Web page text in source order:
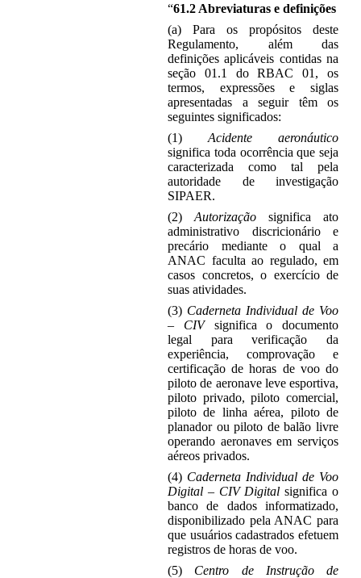
“61.2 Abreviaturas e definições
(a) Para os propósitos deste
Regulamento, além das
definições aplicáveis contidas na
seção 01.1 do RBAC 01, os
termos, expressões e siglas
apresentadas a seguir têm os
seguintes significados:
(1)Acidente aeronáutico
significa toda ocorrência que seja
caracterizada como tal pela
autoridade de investigação
SIPAER.
(2)Autorização significa ato
administrativo discricionário e
precário mediante o qual a
ANAC faculta ao regulado, em
casos concretos, o exercício de
suas atividades.
(3) Caderneta Individual de Voo
– CIVsignifica o documento
legal para verificação da
experiência, comprovação e
certificação de horas de voo do
piloto de aeronave leve esportiva,
piloto privado, piloto comercial,
piloto de linha aérea, piloto de
planador ou piloto de balão livre
operando aeronaves em serviços
aéreos privados.
(4) Caderneta Individual de Voo
Digital – CIV Digital significa o
banco de dados informatizado,
disponibilizado pela ANAC para
que usuários cadastrados efetuem
registros de horas de voo.
(5) Centro de Instrução de